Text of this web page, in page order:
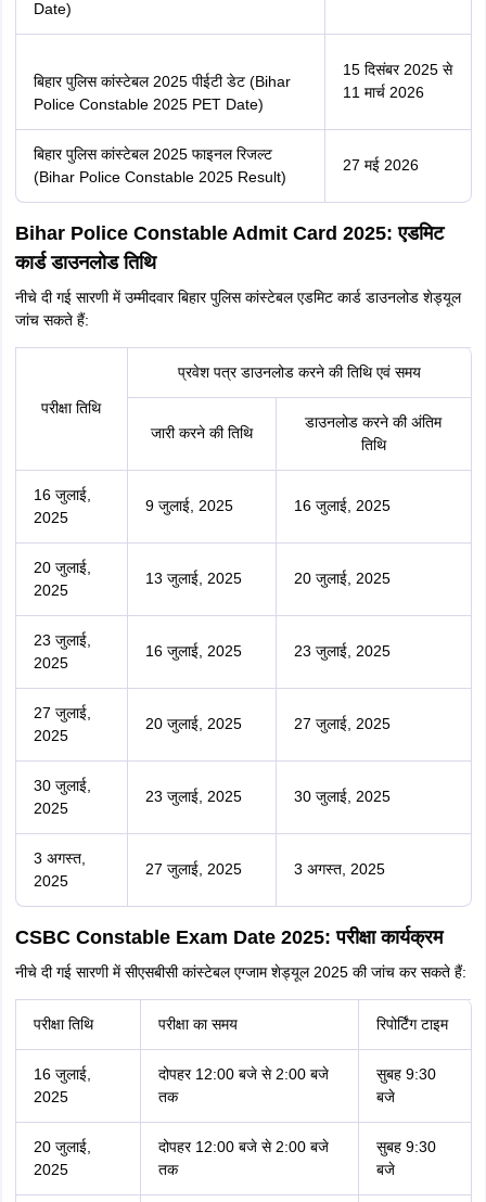
बिहार पुलिस वैकेंसी 2025 तारीख (Bihar Police
Vacancy 2025 Date)
कार्यक्रम
तिथि (Bihar
Date)
बिहार पुलिस 2025 सिपाही भर्ती अधिसूचना तिथि
Date)
(जारी)
बिहार पुलिस 2025 सिपाही आवेदन पत्र जारी
(Bihar Police 2025 Application Form)
18 मार्च, 2025
(जारी)
बिहार पुलिस कांस्टेबल 2025 आवेदन पत्र अंतिम
Application Form Last Date)
18 अप्रैल, 2025
बिहार पुलिस सिपाही भर्ती सिटी इंटिमेशन स्लिप
2025
बिहार पुलिस सिपाही 2025 एडमिट कार्ड (Bihar
Police Constable 2025 Admit Card)
डाउनलोड की आरंभ तिथि
बिहार पुलिस सिपाही 2025 एडमिट कार्ड (Bihar
Police Constable 2025 Admit Card)
डाउनलोड की अंतिम तिथि
अगस्त 2025
बिहार पुलिस सिपाही 2025 परीक्षा तिथि (Bihar
Police Constable 2025 Exam Date)
16 जुलाई से 3
अगस्त 2025
(दोपहर 12 बजे से 2
बिहार पुलिस कांस्टेबल 2025 लिखित परीक्षा रिजल्ट
(Bihar Police Constable 2025 written
Result)
26 सितंबर 2025
बिहार पुलिस कांस्टेबल 2025 पीईटी एडमिट कार्ड
(Bihar Police Constable 2025 PET
24 नवंबर 2025
Police Constable 2025 PET Date)
15 दिसंबर 2025 से
11 मार्च 2026